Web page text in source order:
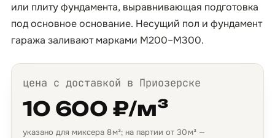
или плиту фундамента, выравнивающая подготовка
под основное основание. Несущий пол и фундамент
гаража заливают марками М200–М300.
цена с доставкой в Приозерске
10 600 ₽/м³
указано для миксера 8 м³; на партии от 30 м³ —